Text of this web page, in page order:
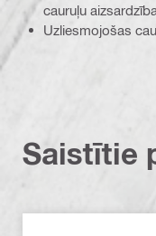
cauruļu
Uzliesmojošas
Saistītie